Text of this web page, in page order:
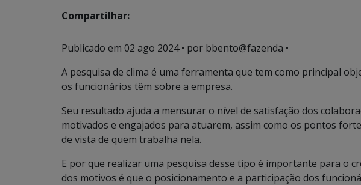
Compartilhar:
Publicado em 02 ago 2024• por bbento@fazenda •
A pesquisa de clima é uma ferramenta que tem como principal
os funcionários têm sobre a empresa.
Seu resultado ajuda a mensurar o nível de satisfação dos
motivados e engajados para atuarem, assim como os pontos
de vista de quem trabalha nela.
E por que realizar uma pesquisa desse tipo é importante para o
dos motivos é que o posicionamento e a participação dos